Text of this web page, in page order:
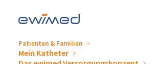
Patienten & Familien
Mein Katheter